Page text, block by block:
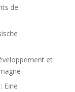
de
et
Eine